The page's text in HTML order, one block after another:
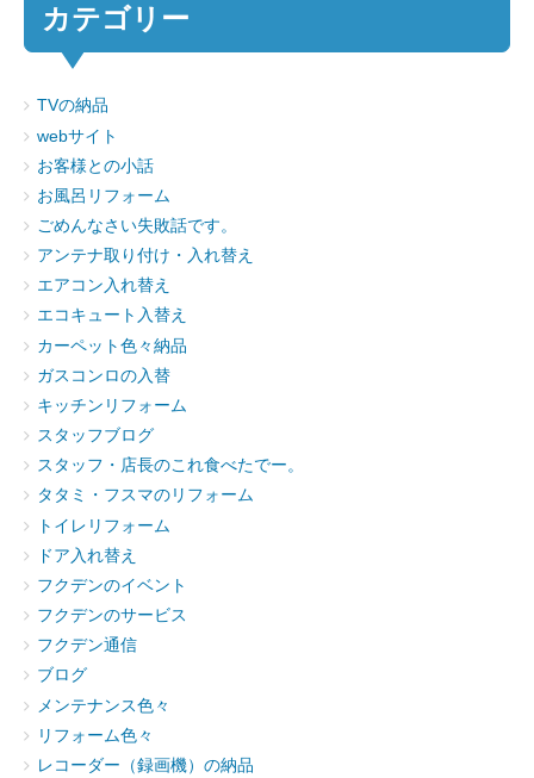
カテゴリー
TVの納品
webサイト
お客様との小話
お風呂リフォーム
ごめんなさい失敗話です。
アンテナ取り付け・入れ替え
エアコン入れ替え
エコキュート入替え
カーペット色々納品
ガスコンロの入替
キッチンリフォーム
スタッフブログ
スタッフ・店長のこれ食べたでー。
タタミ・フスマのリフォーム
トイレリフォーム
ドア入れ替え
フクデンのイベント
フクデンのサービス
フクデン通信
ブログ
メンテナンス色々
リフォーム色々
レコーダー（録画機）の納品